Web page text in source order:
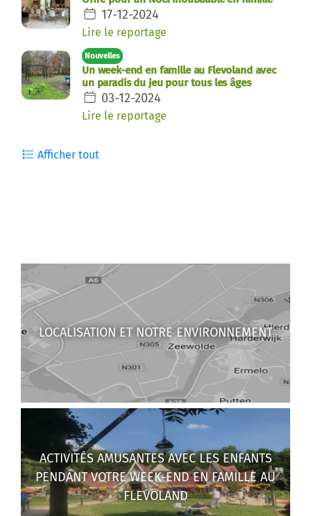
17-12-2024
Lire le reportage
Nouvelles
Un week-end en famille au Flevoland avec
un paradis du jeu pour tous les âges
03-12-2024
Lire le reportage
Afficher tout
LOCALISATION ET NOTRE ENVIRONNEMENT
ACTIVITÉS AMUSANTES AVEC LES ENFANTS
PENDANT VOTRE WEEK-END EN FAMILLE AU
FLEVOLAND